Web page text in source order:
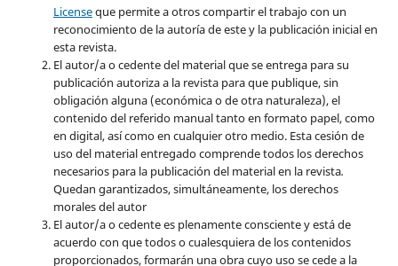
Licenseque permite a otros compartir el trabajo con un
reconocimiento de la autoría de este y la publicación inicial en
esta revista.
El autor/a o cedente del material que se entrega para su
publicación autoriza a la revista para que publique, sin
obligación alguna (económica o de otra naturaleza), el
contenido del referido manual tanto en formato papel, como
en digital, así como en cualquier otro medio. Esta cesión de
uso del material entregado comprende todos los derechos
necesarios para la publicación del material en la revista.
Quedan garantizados, simultáneamente, los derechos
morales del autor
El autor/a o cedente es plenamente consciente y está de
acuerdo con que todos o cualesquiera de los contenidos
proporcionados, formarán una obra cuyo uso se cede a la